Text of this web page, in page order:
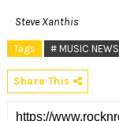
Steve Xanthis
Tags # MUSIC NEWS
Share This